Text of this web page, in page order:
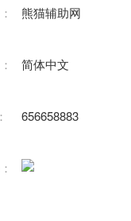
熊猫辅助网
简体中文
656658883